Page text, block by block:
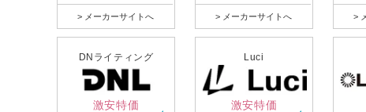
> メーカーサイトへ > メーカーサイトへ >
DNライティング
激安特価
Luci
激安特価